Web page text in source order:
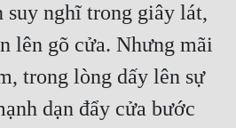
suy nghĩ trong giây lát,
lên gõ cửa. Nhưng mãi
trong lòng dấy lên sự
dạn đẩy cửa bước